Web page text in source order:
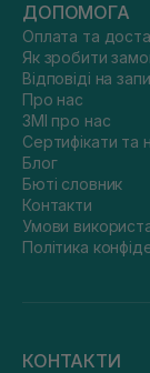
ДОПОМОГА
Оплата та
Як зробити
Відповіді на
Про нас
ЗМІ про нас
Сертифікати та
Блог
Бюті словник
Контакти
Умови
Політика
КОНТАКТИ